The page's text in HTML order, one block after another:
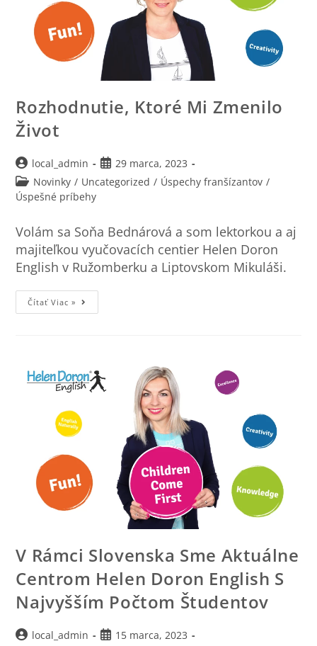
Rozhodnutie, Ktoré Mi Zmenilo
Život
local_admin
29 marca, 2023
Novinky / Uncategorized / Úspechy franšízantov /
Úspešné príbehy
Volám sa Soňa Bednárová a som lektorkou a aj
majiteľkou vyučovacích centier Helen Doron
English v Ružomberku a Liptovskom Mikuláši.
Čítať Viac »
V Rámci Slovenska Sme Aktuálne
Centrom Helen Doron English S
Najvyšším Počtom Študentov
local_admin
15 marca, 2023